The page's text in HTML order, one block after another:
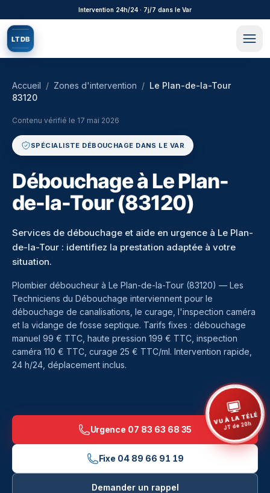
Aller au contenu principalIntervention 24h/24 · 7j/7 dans le Var
LTDB
Accueil / Zones d'intervention / Le Plan-de-la-Tour
83120
Contenu vérifié le 17 mai 2026
SPÉCIALISTE DÉBOUCHAGE DANS LE VAR
Débouchage à Le Plan-
de-la-Tour (83120)
Services de débouchage et aide en urgence à Le Plan-
de-la-Tour : identifiez la prestation adaptée à votre
situation.
Plombier déboucheur à Le Plan-de-la-Tour (83120) — Les
Techniciens du Débouchage interviennent pour le
débouchage de canalisations, le curage, l'inspection caméra
et la vidange de fosse septique. Tarifs fixes : débouchage
manuel 99 € TTC, haute pression 199 € TTC, inspection
caméra 110 € TTC, curage 25 € TTC/ml. Intervention rapide,
24 h/24, déplacement inclus.
Urgence 07 83 63 68 35
Fixe 04 89 66 91 19
VU À LA TÉLÉ
JT de 20h
Demander un rappel